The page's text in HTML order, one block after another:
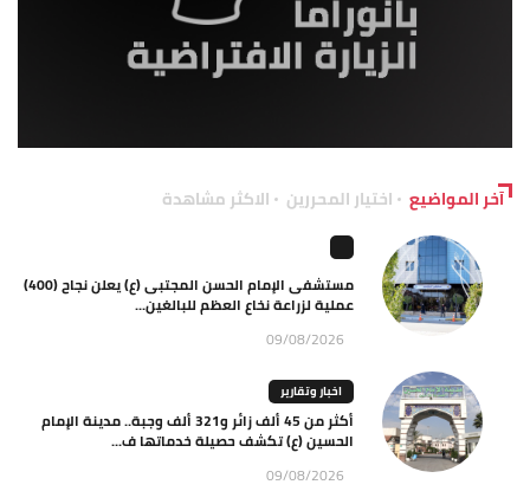
آخر المواضيع اختيار المحررين الاكثر مشاهدة
مستشفى الإمام الحسن المجتبى (ع) يعلن نجاح (400)
عملية لزراعة نخاع العظم للبالغين...
09/08/2026
اخبار وتقارير
أكثر من 45 ألف زائر و321 ألف وجبة.. مدينة الإمام
الحسين (ع) تكشف حصيلة خدماتها ف...
09/08/2026